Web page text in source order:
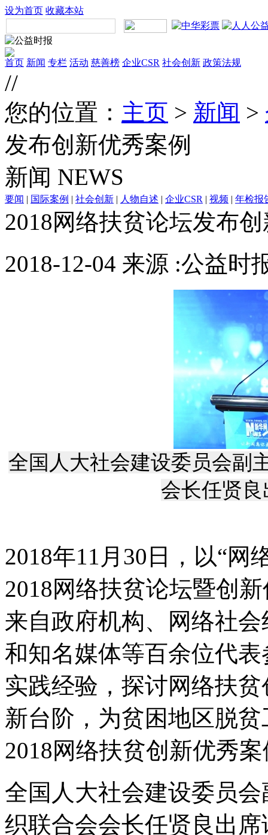
设为首页 收藏本站
首页 新闻 专栏 活动 慈善榜 企业CSR 社会创新 政策法规
//
您的位置： 主页 > 新闻 >
发布创新优秀案例
新闻 NEWS
要闻 | 国际案例 | 社会创新 | 人物自述 | 企业CSR | 视频 | 年检报
2018网络扶贫论坛发布
2018-12-04 来源 :公益时
全国人大社会建设委员会副
会长任贤
2018年11月30日，以“网
2018网络扶贫论坛暨创
来自政府机构、网络社
和知名媒体等百余位代
实践经验，探讨网络扶
新台阶，为贫困地区脱
2018网络扶贫创新优秀
全国人大社会建设委员
织联合会会长任贤良出